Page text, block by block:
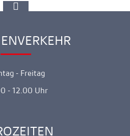
Ankerlink
- Freitag
- 12.00 Uhr
Ankerlink
zur